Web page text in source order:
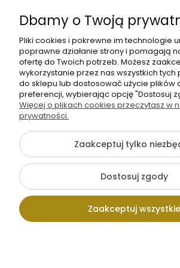
zamówienia
{literal}
Pokaż pełną wersję
Sklep internetowy
Dbamy o Twoją
Pliki cookies i pokrewne im technologie
poprawne działanie strony i pomagają
ofertę do Twoich potrzeb. Możesz
wykorzystanie przez nas wszystkich tych
do sklepu lub dostosować użycie plików
preferencji, wybierając opcję "Dostosuj
Więcej o plikach cookies przeczytasz w
prywatności.
Zaakceptuj tylko
Dostosuj zgody
Zaakceptuj wszystkie